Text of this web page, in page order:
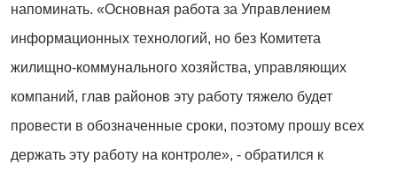
напоминать. «Основная работа за Управлением
информационных технологий, но без Комитета
жилищно-коммунального хозяйства, управляющих
компаний, глав районов эту работу тяжело будет
провести в обозначенные сроки, поэтому прошу всех
держать эту работу на контроле», - обратился к